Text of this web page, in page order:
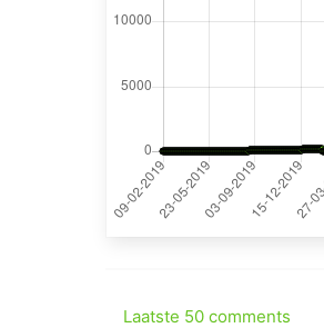
Laatste 50 comments